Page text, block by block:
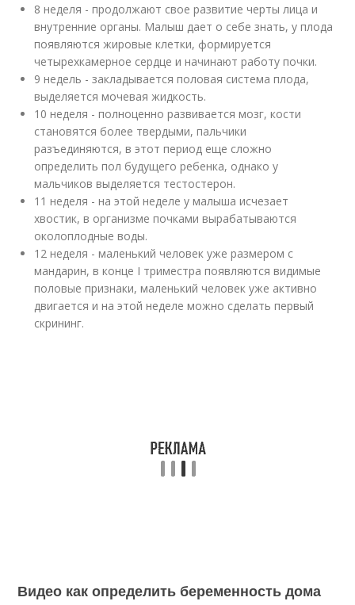
8 неделя - продолжают свое развитие черты лица и
внутренние органы. Малыш дает о себе знать, у плода
появляются жировые клетки, формируется
четырехкамерное сердце и начинают работу почки.
9 недель - закладывается половая система плода,
выделяется мочевая жидкость.
10 неделя - полноценно развивается мозг, кости
становятся более твердыми, пальчики
разъединяются, в этот период еще сложно
определить пол будущего ребенка, однако у
мальчиков выделяется тестостерон.
11 неделя - на этой неделе у малыша исчезает
хвостик, в организме почками вырабатываются
околоплодные воды.
12 неделя - маленький человек уже размером с
мандарин, в конце I триместра появляются видимые
половые признаки, маленький человек уже активно
двигается и на этой неделе можно сделать первый
скрининг.
Видео как определить беременность дома